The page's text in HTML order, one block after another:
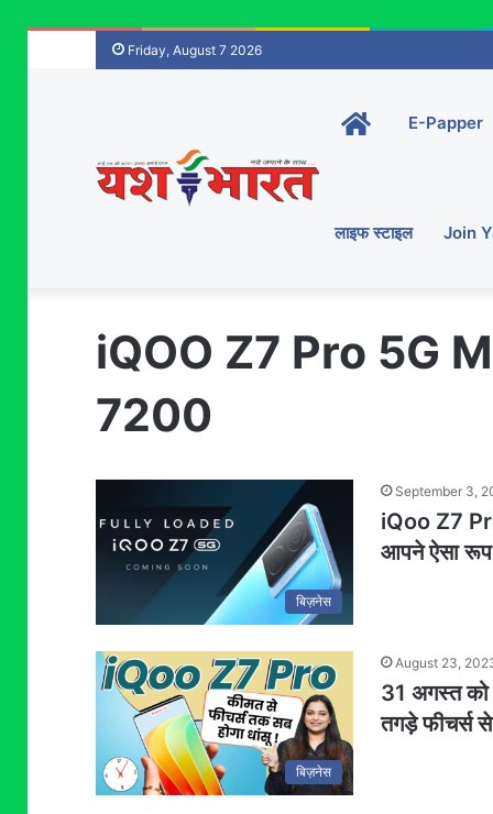
Friday, August 7 2026
Home-
main
E-Papper
लाइफ स्टाइल Join
iQOO Z7 Pro 5G
7200
बिज़नेस
September 3,
iQoo Z7
आपने ऐसा रूप
बिज़नेस
August 23,
31 अगस्त को
तगड़े फीचर्स